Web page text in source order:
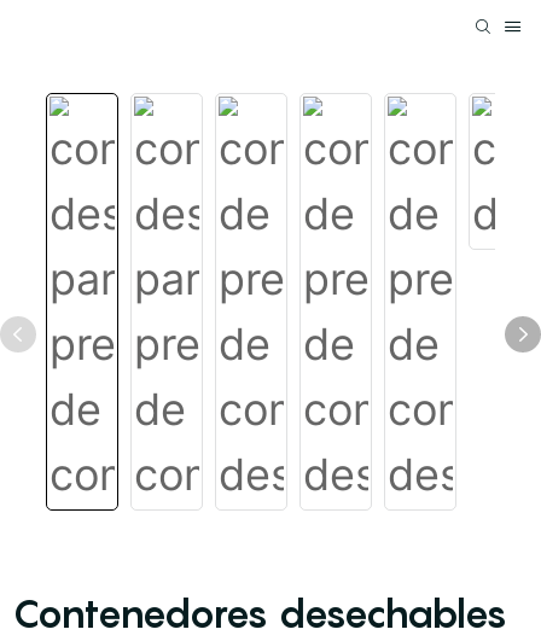
Contenedores desechables